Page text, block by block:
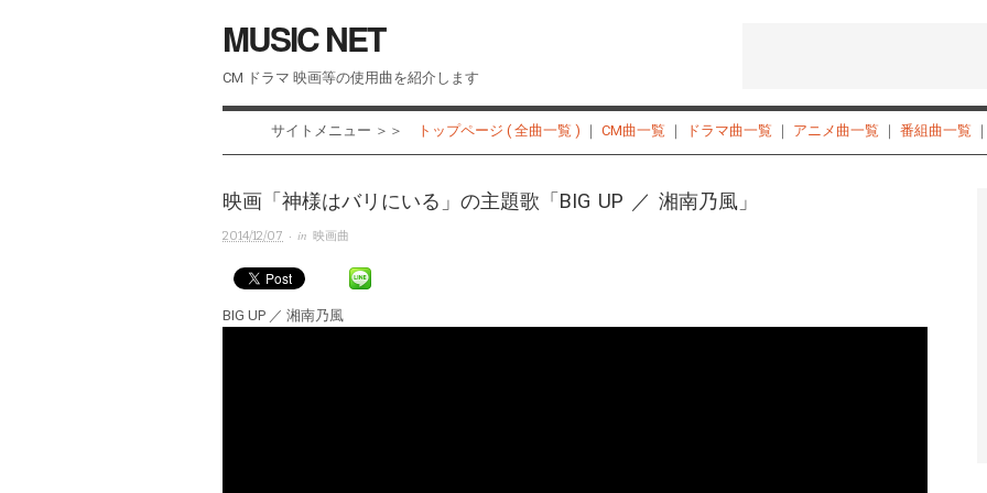
MUSIC NET
CM ドラマ 映画等の使用曲を紹介します
サイトメニュー ＞＞ トップページ ( 全曲一覧 ) ｜ CM曲一覧 ｜ ドラマ曲一覧 ｜ アニメ曲一覧 ｜ 番組曲一覧 ｜
映画「神様はバリにいる」の主題歌「BIG UP ／ 湘南乃風」
2014/12/07 · in 映画曲
BIG UP ／ 湘南乃風